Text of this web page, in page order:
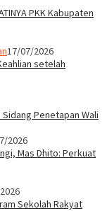
PKK Kabupaten
17/07/2026
setelah
Penetapan Wali
2026
Mas Dhito: Perkuat
Sekolah Rakyat